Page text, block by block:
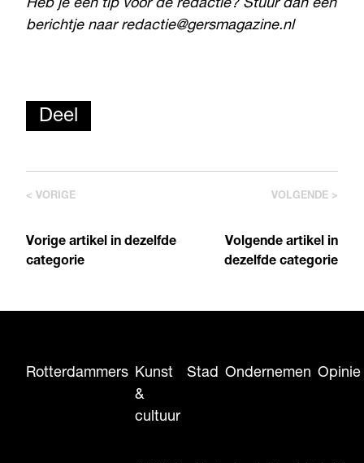
Heb je een tip voor de redactie? Stuur dan een
berichtje naar redactie@gersmagazine.nl
Deel
< VORIGE
Vorige artikel in dezelfde
categorie
VOLGENDE >
Volgende artikel in
dezelfde categorie
Rotterdammers Kunst
&
cultuur
Stad Ondernemen Opinie